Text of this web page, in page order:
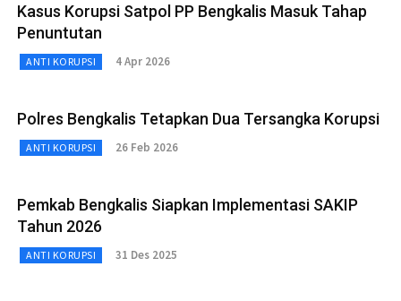
Kasus Korupsi Satpol PP Bengkalis Masuk Tahap
Penuntutan
ANTI KORUPSI 4 Apr 2026
Polres Bengkalis Tetapkan Dua Tersangka Korupsi
ANTI KORUPSI 26 Feb 2026
Pemkab Bengkalis Siapkan Implementasi SAKIP
Tahun 2026
ANTI KORUPSI 31 Des 2025